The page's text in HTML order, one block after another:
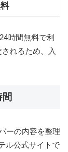
時間無料で利
れるため、入
ーの内容を整理
ル公式サイトで